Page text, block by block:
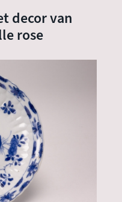
decor van
rose